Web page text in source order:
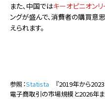
また、中国ではキーオピニオンリ
ングが盛んで、消費者の購買意
えられます。
参照：Statista 『2019年から
電子商取引の市場規模と2026年ま